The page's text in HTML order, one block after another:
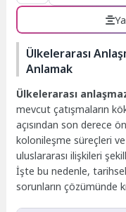
Ülkelerarası
Anlamak
Ülkelerarası
mevcut çatışmaların
açısından son derece
kolonileşme süreçleri
uluslararası ilişkileri
İşte bu nedenle,
sorunların çözümünde